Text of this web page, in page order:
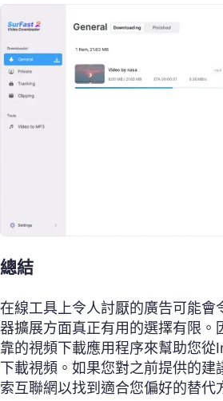
總結
在線工具上令人討厭的廣告可能會
器擴展方面真正有用的選擇有限。
靠的視頻下載應用程序來幫助您
下載視頻。如果您對之前提供的建
索互聯網以找到適合您偏好的替代